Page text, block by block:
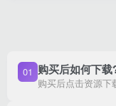
01 购买后如何下载
购买后点击资源下